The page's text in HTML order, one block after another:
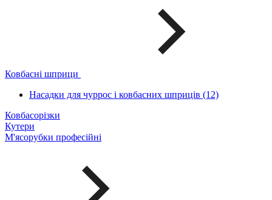
Ковбасні шприци
Насадки для чуррос і ковбасних шприців (12)
Ковбасорізки
Кутери
М'ясорубки професійні